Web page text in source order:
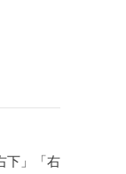
下」「右